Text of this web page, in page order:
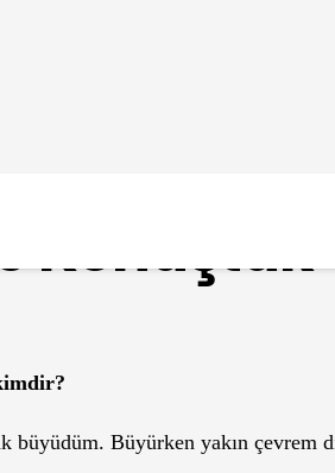
Konuştuk
Büyürken yakın çevrem